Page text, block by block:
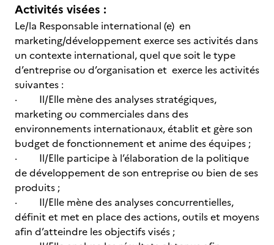
Activités visées :
Le/la Responsable international (e) en
marketing/développement exerce ses activités dans
un contexte international, quel que soit le type
d’entreprise ou d’organisation et exerce les activités
suivantes :
· Il/Elle mène des analyses stratégiques,
marketing ou commerciales dans des
environnements internationaux, établit et gère son
budget de fonctionnement et anime des équipes ;
· Il/Elle participe à l’élaboration de la politique
de développement de son entreprise ou bien de ses
produits ;
· Il/Elle mène des analyses concurrentielles,
définit et met en place des actions, outils et moyens
afin d’atteindre les objectifs visés ;